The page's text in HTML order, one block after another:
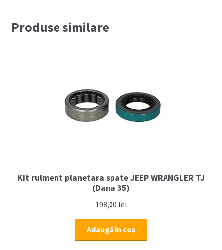
fata
Produse similare
Kit rulment planetara spate JEEP WRANGLER TJ
(Dana 35)
198,00 lei
Adaugă în coș